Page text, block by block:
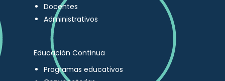
Docentes
Administrativos
Educación Continua
Programas educativos